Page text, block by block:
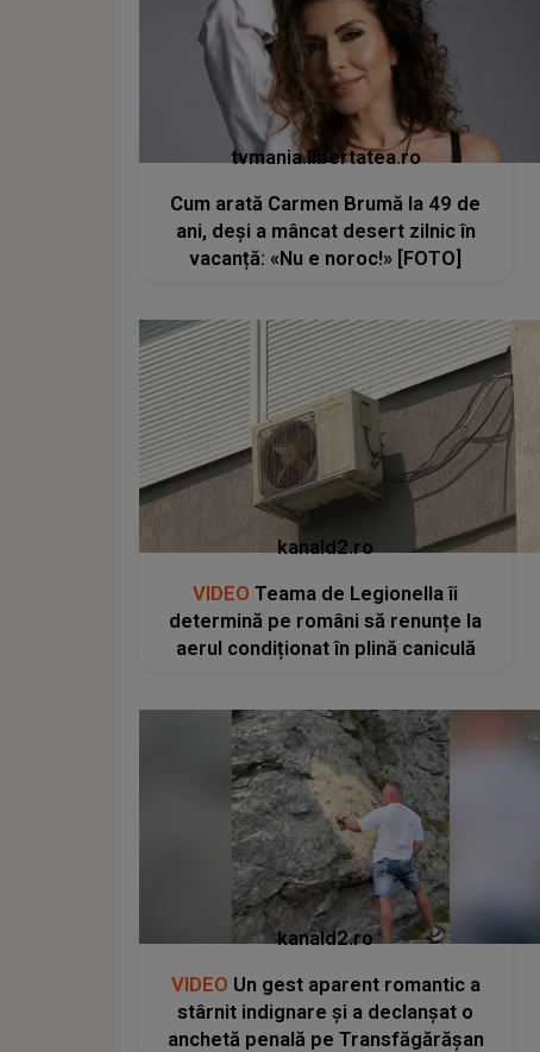
tvmania.libertatea.ro
Cum arată Carmen Brumă la 49 de
ani, deși a mâncat desert zilnic în
vacanță: «Nu e noroc!» [FOTO]
kanald2.ro
VIDEO Teama de Legionella îi
determină pe români să renunțe la
aerul condiționat în plină caniculă
kanald2.ro
VIDEO Un gest aparent romantic a
stârnit indignare și a declanșat o
anchetă penală pe Transfăgărășan